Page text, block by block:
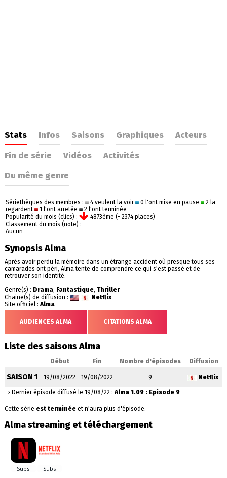
Stats Infos Saisons Graphiques
Acteurs
Fin de série
Vidéos
Activités
Du même genre
Sériethèques des membres : 4 veulent la voir 0 l'ont mise en pause
2 la
regardent
1 l'ont arretée
2 l'ont terminée
Popularité du mois (clics) :
4873ème (- 2374 places)
Classement du mois (note) :
Aucun
Synopsis Alma
Après avoir perdu la mémoire dans un étrange accident où presque tous ses
camarades ont péri, Alma tente de comprendre ce qui s'est passé et de
retrouver son identité.
Genre(s) : Drama, Fantastique, Thriller
Chaine(s) de diffusion :
Netflix
Site officiel :Alma
AUDIENCES ALMA CITATIONS ALMA
Liste des saisons Alma
Début Fin Nombre d'épisodes Diffusion
SAISON 1 19/08/2022 19/08/2022 9 Netflix
› Dernier épisode diffusé le 19/08/22 :Alma 1.09 : Episode 9
Cette série est terminéeet n'aura plus d'épisode.
Alma streaming et téléchargement